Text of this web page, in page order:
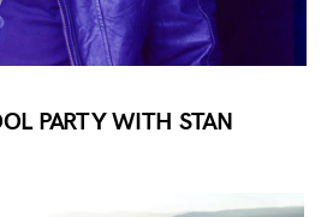
PARTY WITH STAN